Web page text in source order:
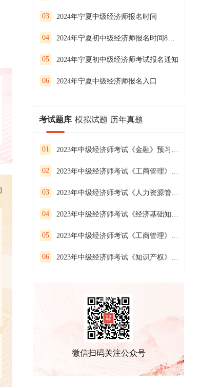
03 2024年宁夏中级经济师报名时间
04 2024年宁夏初中级经济师报名时间8月12日至28日
05 2024年宁夏初中级经济师考试报名通知
06 2024年宁夏中级经济师报名入口
考试题库 模拟试题 历年真题
01 2023年中级经济师考试《金融》预习试卷（二）
02 2023年中级经济师考试《工商管理》预习试卷（一）
03 2023年中级经济师考试《人力资源管理》预习试卷（三）
04 2023年中级经济师考试《经济基础知识》预习试卷（二）
05 2023年中级经济师考试《工商管理》预习试卷（三）
06 2023年中级经济师考试《知识产权》预习试卷（二）
微信扫码关注公众号